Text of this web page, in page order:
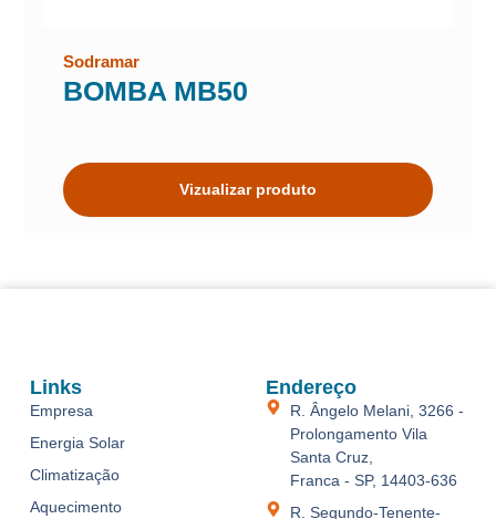
Sodramar
BOMBA MB50
Vizualizar produto
Links
Empresa
Energia Solar
Climatização
Aquecimento
Endereço
R. Ângelo Melani, 3266 -
Prolongamento Vila
Santa Cruz,
Franca - SP, 14403-636
R. Segundo-Tenente-